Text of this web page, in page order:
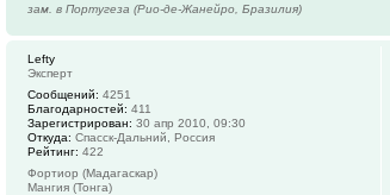
зам. в Португеза (Рио-де-Жанейро, Бразилия)
Lefty
Эксперт
Сообщений: 4251
Благодарностей: 411
Зарегистрирован: 30 апр 2010, 09:30
Откуда: Спасск-Дальний, Россия
Рейтинг: 422
Фортиор (Мадагаскар)
Мангия (Тонга)